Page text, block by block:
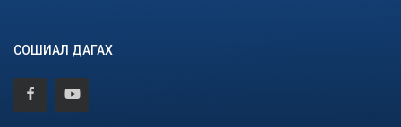
СОШИАЛ ДАГАХ